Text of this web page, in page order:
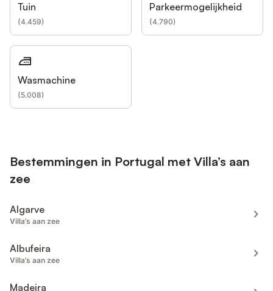
Tuin
(4.459)
Parkeermogelijkheid
(4.790)
Wasmachine
(5.008)
Bestemmingen in Portugal met Villa’s aan
zee
Algarve
Villa’s aan zee
Albufeira
Villa’s aan zee
Madeira